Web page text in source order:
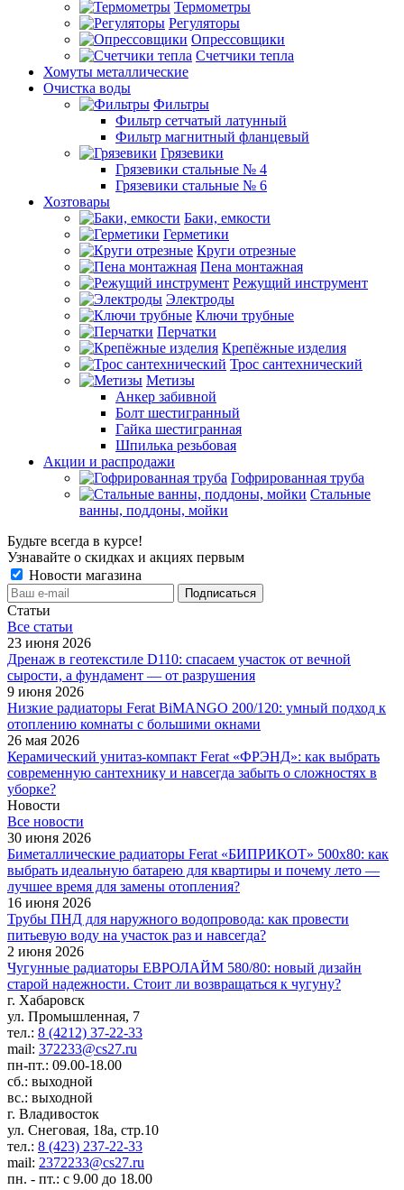
Термометры
Регуляторы
Опрессовщики
Счетчики тепла
Хомуты металлические
Очистка воды
Фильтры
Фильтр сетчатый латунный
Фильтр магнитный фланцевый
Грязевики
Грязевики стальные № 4
Грязевики стальные № 6
Хозтовары
Баки, емкости
Герметики
Круги отрезные
Пена монтажная
Режущий инструмент
Электроды
Ключи трубные
Перчатки
Крепёжные изделия
Трос сантехнический
Метизы
Анкер забивной
Болт шестигранный
Гайка шестигранная
Шпилька резьбовая
Акции и распродажи
Гофрированная труба
Стальные
ванны, поддоны, мойки
Будьте всегда в курсе!
Узнавайте о скидках и акциях первым
Новости магазина
Статьи
Все cтатьи
23 июня 2026
Дренаж в геотекстиле D110: спасаем участок от вечной
сырости, а фундамент — от разрушения
9 июня 2026
Низкие радиаторы Ferat BiMANGO 200/120: умный подход к
отоплению комнаты с большими окнами
26 мая 2026
Керамический унитаз-компакт Ferat «ФРЭНД»: как выбрать
современную сантехнику и навсегда забыть о сложностях в
уборке?
Новости
Все новости
30 июня 2026
Биметаллические радиаторы Ferat «БИПРИКОТ» 500x80: как
выбрать идеальную батарею для квартиры и почему лето —
лучшее время для замены отопления?
16 июня 2026
Трубы ПНД для наружного водопровода: как провести
питьевую воду на участок раз и навсегда?
2 июня 2026
Чугунные радиаторы ЕВРОЛАЙМ 580/80: новый дизайн
старой надежности. Стоит ли возвращаться к чугуну?
г. Хабаровск
ул. Промышленная, 7
тел.: 8 (4212) 37-22-33
mail: 372233@cs27.ru
пн-пт.: 09.00-18.00
сб.: выходной
вс.: выходной
г. Владивосток
ул. Снеговая, 18а, стр.10
тел.: 8 (423) 237-22-33
mail: 2372233@cs27.ru
пн. - пт.: с 9.00 до 18.00